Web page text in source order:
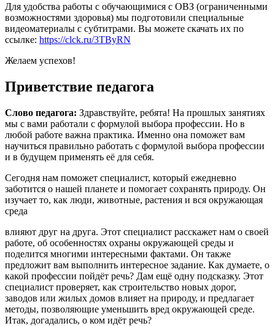
Для удобства работы с обучающимися с ОВЗ (ограниченными
возможностями здоровья) мы подготовили специальные
видеоматериалы с субтитрами. Вы можете скачать их по
ссылке: https://clck.ru/3TByRN
Желаем успехов!
Приветствие педагога
Слово педагога: Здравствуйте, ребята! На прошлых занятиях
мы с вами работали с формулой выбора профессии. Но в
любой работе важна практика. Именно она поможет вам
научиться правильно работать с формулой выбора профессии
и в будущем применять её для себя.
Сегодня нам поможет специалист, который ежедневно
заботится о нашей планете и помогает сохранять природу. Он
изучает то, как люди, животные, растения и вся окружающая
среда
влияют друг на друга. Этот специалист расскажет нам о своей
работе, об особенностях охраны окружающей среды и
поделится многими интересными фактами. Он также
предложит вам выполнить интересное задание. Как думаете, о
какой профессии пойдёт речь? Дам ещё одну подсказку. Этот
специалист проверяет, как строительство новых дорог,
заводов или жилых домов влияет на природу, и предлагает
методы, позволяющие уменьшить вред окружающей среде.
Итак, догадались, о ком идёт речь?